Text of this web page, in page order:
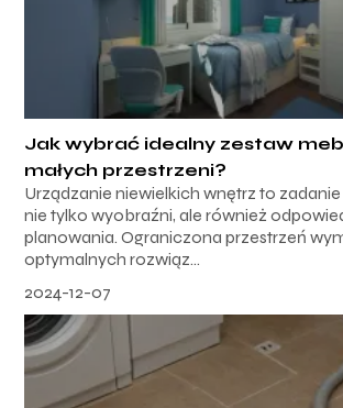
Jak wybrać idealny zestaw
małych przestrzeni?
Urządzanie niewielkich wnętrz to
nie tylko wyobraźni, ale również
planowania. Ograniczona przestrzeń
optymalnych rozwiąz...
2024-12-07